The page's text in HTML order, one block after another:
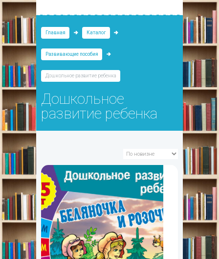
Главная Каталог
Развивающие пособия
Дошкольное развитие ребенка
Дошкольное
развитие ребенка